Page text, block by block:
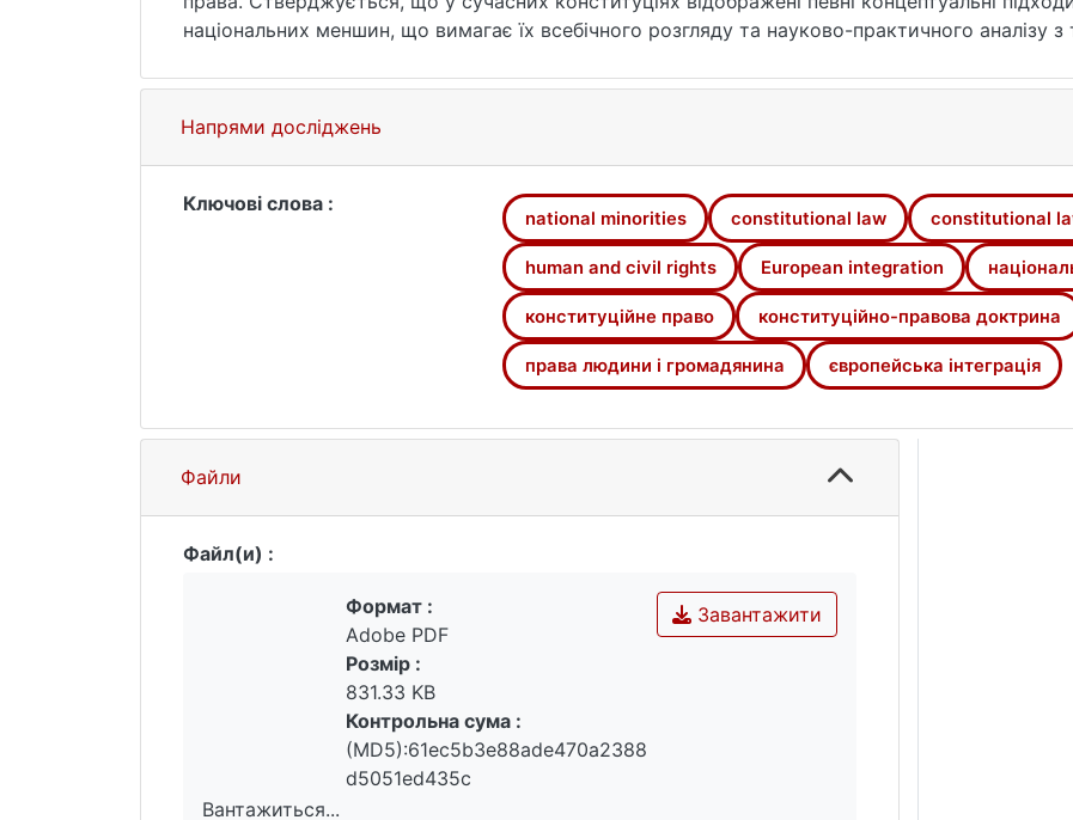
національних меншин, що вимагає їх всебічного розгляду та науково-практичного аналізу
людини, громадянина і соціальних груп. В результаті проведеного аналізу встановлено, що
конституційно-правовий статус національних меншин в сучасних державах базується на
політичного дискурсів, які у сукупності дають можливість виділити національні меншини в
конституційно-правових відносин та об’єкта конституційно-правового регулювання.
Напрями досліджень
Ключові слова :
national minorities constitutional law constitutional
human and civil rights European integration
конституційне право конституційно-правова доктрина
права людини і громадянина європейська інтеграція
Файли
Файл(и) :
Вантажиться...
Завантажити
Формат :
Adobe PDF
Розмір :
831.33 KB
Контрольна сума :
(MD5):61ec5b3e88ade470a2388
d5051ed435c